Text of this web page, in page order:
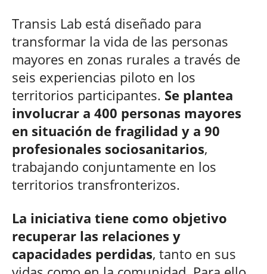
Transis Lab está diseñado para
transformar la vida de las personas
mayores en zonas rurales a través de
seis experiencias piloto en los
territorios participantes. Se plantea
involucrar a 400 personas mayores
en situación de fragilidad y a 90
profesionales sociosanitarios,
trabajando conjuntamente en los
territorios transfronterizos.
La iniciativa tiene como objetivo
recuperar las relaciones y
capacidades perdidas, tanto en sus